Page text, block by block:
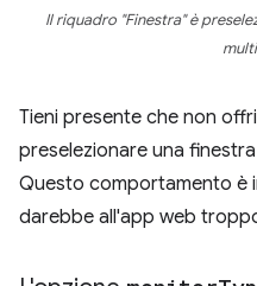
Il riquadro "Finestra" è
Tieni presente che non
preselezionare una
Questo comportamento è
darebbe all'app web